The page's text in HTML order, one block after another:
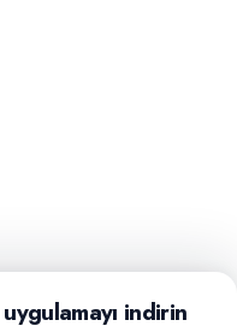
indirin